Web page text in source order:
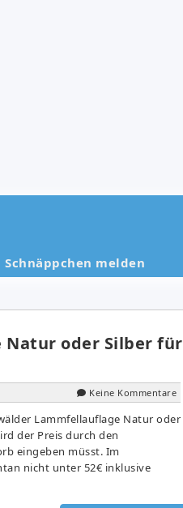
Schnäppchen melden
oder Silber für
Keine Kommentare
Lammfellauflage Natur oder
der Preis durch den
eingeben müsst. Im
nicht unter 52€ inklusive